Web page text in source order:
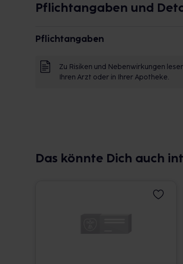
Pflichtangaben und
Pflichtangaben
Zu Risiken und Nebenwirkungen
Ihren Arzt oder in Ihrer Apotheke.
Das könnte Dich auch